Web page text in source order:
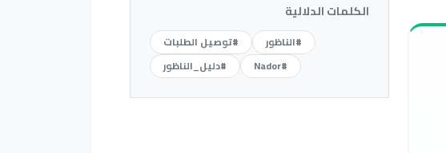
الكلمات الدلالية
#الناظور
#توصيل الطلبات
#Nador
#دليل_الناظور